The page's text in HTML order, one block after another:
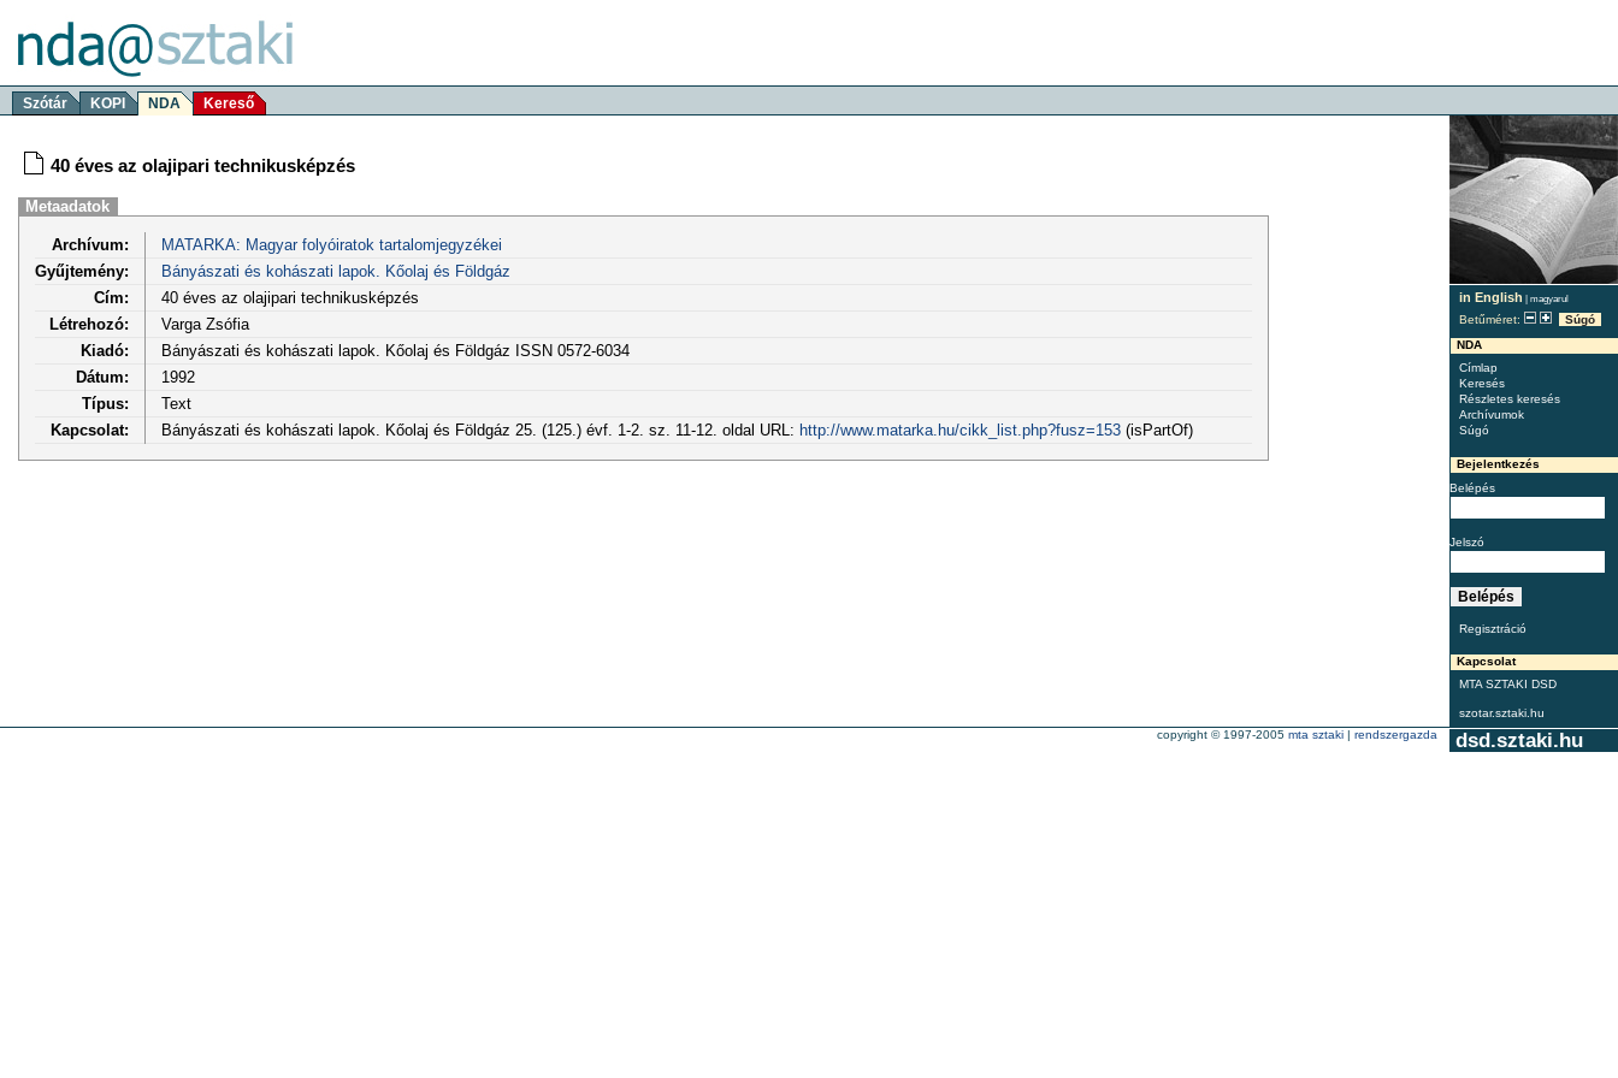
Szótár KOPI NDA Kereső
in English | magyarul
Betűméret:
Súgó
NDA
Címlap
Keresés
Részletes keresés
Archívumok
Súgó
Bejelentkezés
Belépés
Jelszó
Regisztráció
Kapcsolat
MTA SZTAKI DSD
szotar.sztaki.hu
40 éves az olajipari technikusképzés
Metaadatok
Archívum:
MATARKA: Magyar folyóiratok tartalomjegyzékei
Gyűjtemény:
Bányászati és kohászati lapok. Kőolaj és Földgáz
Cím:
40 éves az olajipari technikusképzés
Létrehozó:
Varga Zsófia
Kiadó:
Bányászati és kohászati lapok. Kőolaj és Földgáz ISSN 0572-6034
Dátum:
1992
Típus:
Text
Kapcsolat:
Bányászati és kohászati lapok. Kőolaj és Földgáz 25. (125.) évf. 1-2. sz. 11-12. oldal URL: http://www.matarka.hu/cikk_list.php?fusz=153(isPartOf)
dsd.sztaki.hu
copyright © 1997-2005 mta sztaki | rendszergazda